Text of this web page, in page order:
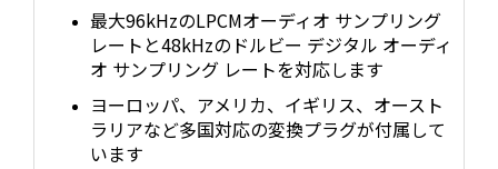
最大96kHzのLPCMオーディオ サンプリング
レートと48kHzのドルビー デジタル オーディ
オ サンプリング レートを対応します
ヨーロッパ、アメリカ、イギリス、オースト
ラリアなど多国対応の変換プラグが付属して
います